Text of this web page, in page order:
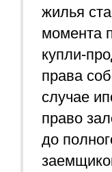
жилья
момента
купли-
права
случае
право
до